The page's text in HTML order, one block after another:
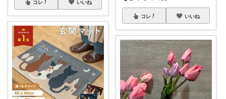
コレ いいね
コレ いいね